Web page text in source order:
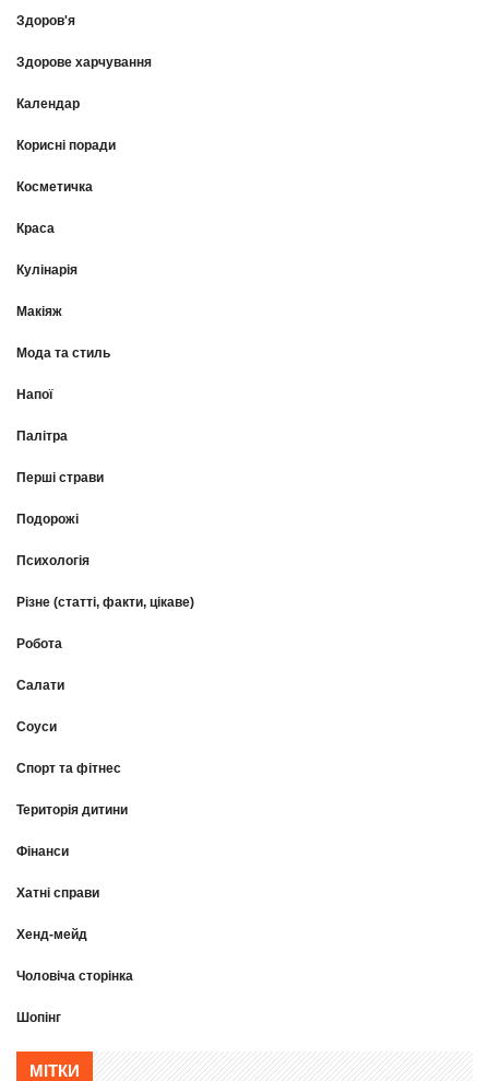
Здоров'я
Здорове харчування
Календар
Корисні поради
Косметичка
Краса
Кулінарія
Макіяж
Мода та стиль
Напої
Палітра
Перші страви
Подорожі
Психологія
Різне (статті, факти, цікаве)
Робота
Салати
Соуси
Спорт та фітнес
Територія дитини
Фінанси
Хатні справи
Хенд-мейд
Чоловіча сторінка
Шопінг
МІТКИ